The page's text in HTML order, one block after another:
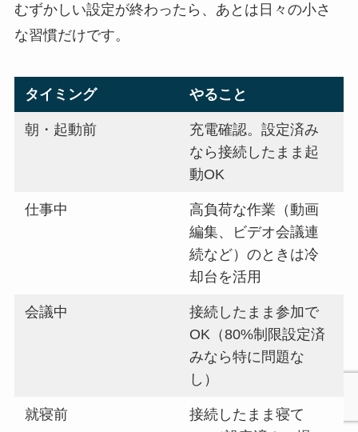
むずかしい設定が終わったら、あとは日々の小さ
な習慣だけです。
タイミング やること
朝・起動前
充電確認。設定済み
なら接続したまま起
動OK
仕事中
高負荷な作業（動画
編集、ビデオ会議連
続など）のときは冷
却台を活用
会議中
接続したまま参加で
OK（80%制限設定済
みなら特に問題な
し）
就寝前
接続したまま寝て